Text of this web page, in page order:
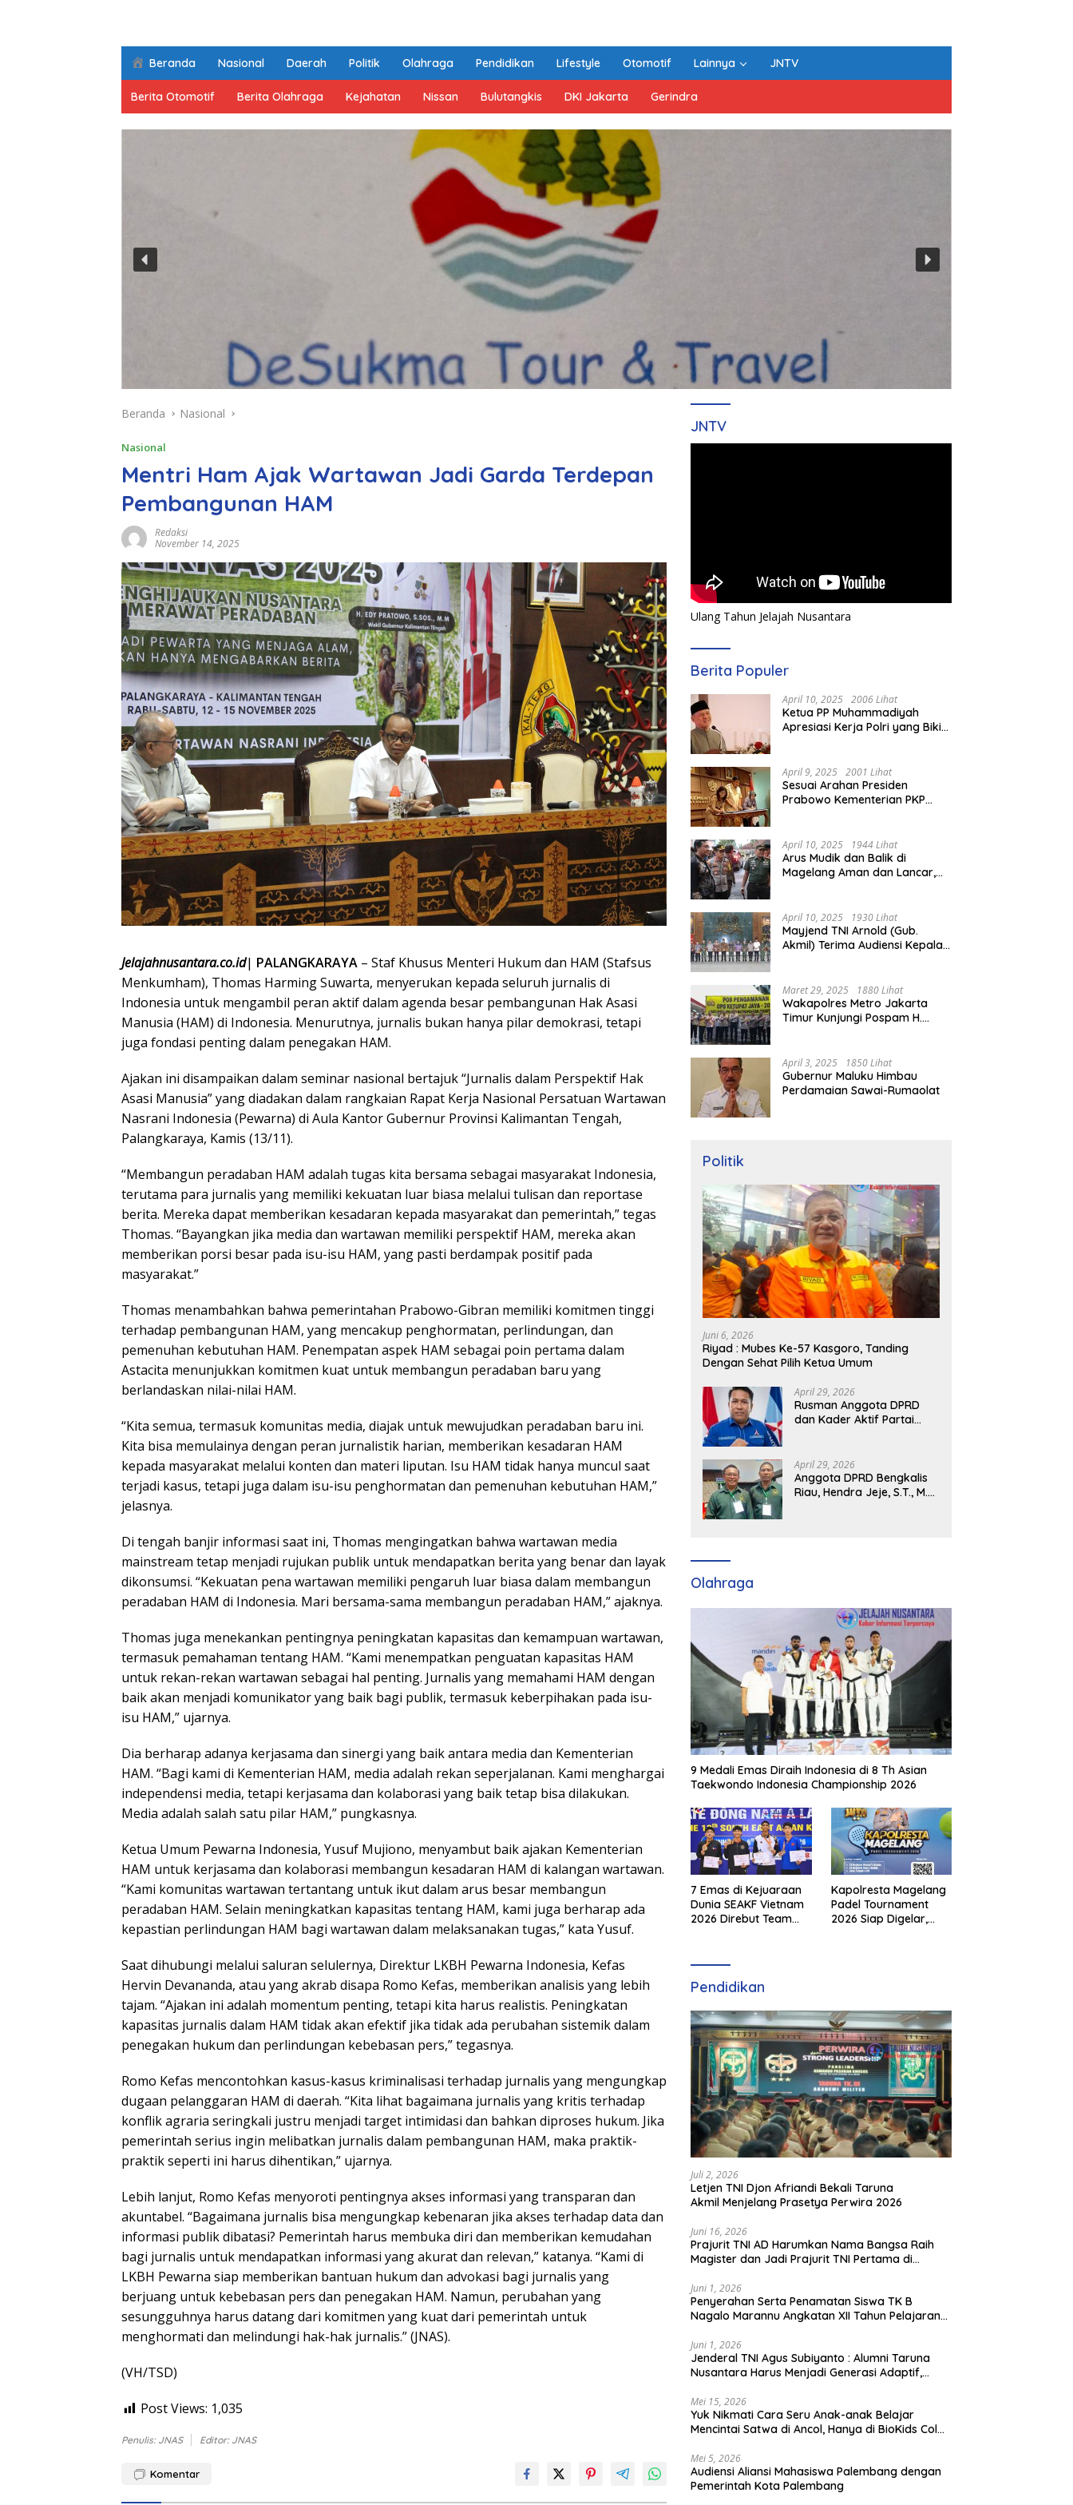
Beranda Nasional Daerah Politik Olahraga Pendidikan Lifestyle Otomotif Lainnya JNTV
Berita Otomotif Berita Olahraga Kejahatan Nissan Bulutangkis DKI Jakarta Gerindra
Beranda Nasional
Nasional
Mentri Ham Ajak Wartawan Jadi Garda Terdepan
Pembangunan HAM
Redaksi
November 14, 2025
Jelajahnusantara.co.id| PALANGKARAYA – Staf Khusus Menteri Hukum dan HAM (Stafsus
Menkumham), Thomas Harming Suwarta, menyerukan kepada seluruh jurnalis di
Indonesia untuk mengambil peran aktif dalam agenda besar pembangunan Hak Asasi
Manusia (HAM) di Indonesia. Menurutnya, jurnalis bukan hanya pilar demokrasi, tetapi
juga fondasi penting dalam penegakan HAM.
Ajakan ini disampaikan dalam seminar nasional bertajuk “Jurnalis dalam Perspektif Hak
Asasi Manusia” yang diadakan dalam rangkaian Rapat Kerja Nasional Persatuan Wartawan
Nasrani Indonesia (Pewarna) di Aula Kantor Gubernur Provinsi Kalimantan Tengah,
Palangkaraya, Kamis (13/11).
“Membangun peradaban HAM adalah tugas kita bersama sebagai masyarakat Indonesia,
terutama para jurnalis yang memiliki kekuatan luar biasa melalui tulisan dan reportase
berita. Mereka dapat memberikan kesadaran kepada masyarakat dan pemerintah,” tegas
Thomas. “Bayangkan jika media dan wartawan memiliki perspektif HAM, mereka akan
memberikan porsi besar pada isu-isu HAM, yang pasti berdampak positif pada
masyarakat.”
Thomas menambahkan bahwa pemerintahan Prabowo-Gibran memiliki komitmen tinggi
terhadap pembangunan HAM, yang mencakup penghormatan, perlindungan, dan
pemenuhan kebutuhan HAM. Penempatan aspek HAM sebagai poin pertama dalam
Astacita menunjukkan komitmen kuat untuk membangun peradaban baru yang
berlandaskan nilai-nilai HAM.
“Kita semua, termasuk komunitas media, diajak untuk mewujudkan peradaban baru ini.
Kita bisa memulainya dengan peran jurnalistik harian, memberikan kesadaran HAM
kepada masyarakat melalui konten dan materi liputan. Isu HAM tidak hanya muncul saat
terjadi kasus, tetapi juga dalam isu-isu penghormatan dan pemenuhan kebutuhan HAM,”
jelasnya.
Di tengah banjir informasi saat ini, Thomas mengingatkan bahwa wartawan media
mainstream tetap menjadi rujukan publik untuk mendapatkan berita yang benar dan layak
dikonsumsi. “Kekuatan pena wartawan memiliki pengaruh luar biasa dalam membangun
peradaban HAM di Indonesia. Mari bersama-sama membangun peradaban HAM,” ajaknya.
Thomas juga menekankan pentingnya peningkatan kapasitas dan kemampuan wartawan,
termasuk pemahaman tentang HAM. “Kami menempatkan penguatan kapasitas HAM
untuk rekan-rekan wartawan sebagai hal penting. Jurnalis yang memahami HAM dengan
baik akan menjadi komunikator yang baik bagi publik, termasuk keberpihakan pada isu-
isu HAM,” ujarnya.
Dia berharap adanya kerjasama dan sinergi yang baik antara media dan Kementerian
HAM. “Bagi kami di Kementerian HAM, media adalah rekan seperjalanan. Kami menghargai
independensi media, tetapi kerjasama dan kolaborasi yang baik tetap bisa dilakukan.
Media adalah salah satu pilar HAM,” pungkasnya.
Ketua Umum Pewarna Indonesia, Yusuf Mujiono, menyambut baik ajakan Kementerian
HAM untuk kerjasama dan kolaborasi membangun kesadaran HAM di kalangan wartawan.
“Kami komunitas wartawan tertantang untuk ikut dalam arus besar membangun
peradaban HAM. Selain meningkatkan kapasitas tentang HAM, kami juga berharap ada
kepastian perlindungan HAM bagi wartawan dalam melaksanakan tugas,” kata Yusuf.
Saat dihubungi melalui saluran selulernya, Direktur LKBH Pewarna Indonesia, Kefas
Hervin Devananda, atau yang akrab disapa Romo Kefas, memberikan analisis yang lebih
tajam. “Ajakan ini adalah momentum penting, tetapi kita harus realistis. Peningkatan
kapasitas jurnalis dalam HAM tidak akan efektif jika tidak ada perubahan sistemik dalam
penegakan hukum dan perlindungan kebebasan pers,” tegasnya.
Romo Kefas mencontohkan kasus-kasus kriminalisasi terhadap jurnalis yang mengungkap
dugaan pelanggaran HAM di daerah. “Kita lihat bagaimana jurnalis yang kritis terhadap
konflik agraria seringkali justru menjadi target intimidasi dan bahkan diproses hukum. Jika
pemerintah serius ingin melibatkan jurnalis dalam pembangunan HAM, maka praktik-
praktik seperti ini harus dihentikan,” ujarnya.
Lebih lanjut, Romo Kefas menyoroti pentingnya akses informasi yang transparan dan
akuntabel. “Bagaimana jurnalis bisa mengungkap kebenaran jika akses terhadap data dan
informasi publik dibatasi? Pemerintah harus membuka diri dan memberikan kemudahan
bagi jurnalis untuk mendapatkan informasi yang akurat dan relevan,” katanya. “Kami di
LKBH Pewarna siap memberikan bantuan hukum dan advokasi bagi jurnalis yang
berjuang untuk kebebasan pers dan penegakan HAM. Namun, perubahan yang
sesungguhnya harus datang dari komitmen yang kuat dari pemerintah untuk
menghormati dan melindungi hak-hak jurnalis.” (JNAS).
(VH/TSD)
Post Views: 1,035
Penulis: JNAS Editor: JNAS
Komentar
JNTV
Ulang Tahun Jelajah Nusantara
Berita Populer
April 10, 2025 2006 Lihat
Ketua PP Muhammadiyah
Apresiasi Kerja Polri yang Bikin
April 9, 2025 2001 Lihat
Sesuai Arahan Presiden
Prabowo Kementerian PKP
April 10, 2025 1944 Lihat
Arus Mudik dan Balik di
Magelang Aman dan Lancar,
April 10, 2025 1930 Lihat
Mayjend TNI Arnold (Gub.
Akmil) Terima Audiensi Kepala
Maret 29, 2025 1880 Lihat
Wakapolres Metro Jakarta
Timur Kunjungi Pospam H.
April 3, 2025 1850 Lihat
Gubernur Maluku Himbau
Perdamaian Sawai-Rumaolat
Politik
Juni 6, 2026
Riyad : Mubes Ke-57 Kasgoro, Tanding
Dengan Sehat Pilih Ketua Umum
April 29, 2026
Rusman Anggota DPRD
dan Kader Aktif Partai
Cik Ujang Pimpin DPD
Partai Demokrat SumSel
April 29, 2026
Anggota DPRD Bengkalis
Riau, Hendra Jeje, S.T., M.M
Olahraga
9 Medali Emas Diraih Indonesia di 8 Th Asian
Taekwondo Indonesia Championship 2026
7 Emas di Kejuaraan
Dunia SEAKF Vietnam
2026 Direbut Team
Kapolresta Magelang
Padel Tournament
2026 Siap Digelar,
Pendidikan
Juli 2, 2026
Letjen TNI Djon Afriandi Bekali Taruna
Akmil Menjelang Prasetya Perwira 2026
Juni 16, 2026
Prajurit TNI AD Harumkan Nama Bangsa Raih
Magister dan Jadi Prajurit TNI Pertama di
Juni 1, 2026
Penyerahan Serta Penamatan Siswa TK B
Nagalo Marannu Angkatan XII Tahun Pelajaran
Juni 1, 2026
Jenderal TNI Agus Subiyanto : Alumni Taruna
Nusantara Harus Menjadi Generasi Adaptif,
Mei 15, 2026
Yuk Nikmati Cara Seru Anak-anak Belajar
Mencintai Satwa di Ancol, Hanya di BioKids Color
Mei 5, 2026
Audiensi Aliansi Mahasiswa Palembang dengan
Pemerintah Kota Palembang